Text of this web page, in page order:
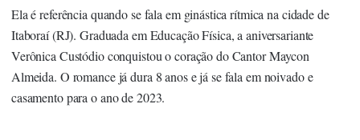
Ela é referência quando se fala em ginástica rítmica na cidade de
Itaboraí (RJ). Graduada em Educação Física, a aniversariante
Verônica Custódio conquistou o coração do Cantor Maycon
Almeida. O romance já dura 8 anos e já se fala em noivado e
casamento para o ano de 2023.